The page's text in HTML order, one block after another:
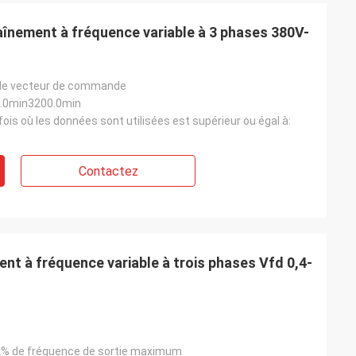
de
L'unité
certaines
avons
crucial d'un variateur de fréquence sur
notre chaîne de montage. Le produit était
fournisseur précédent. Sa stabilité a
à fréquence variable à 3 phases 380V-
vecteur de commande
fois où les données sont utilisées est supérieur ou égal à:
Contactez
à fréquence variable à trois phases Vfd 0,4-
de fréquence de sortie maximum